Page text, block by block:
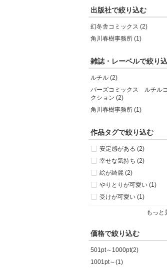
出版社で絞り込む
幻冬舎コミックス (2)
角川春樹事務所 (1)
雑誌・レーベルで絞り
ルチル (2)
バーズコミックス ルチル
クション (2)
角川春樹事務所 (1)
作品タグで絞り込む
安定感がある (2)
幸せな気持ち (2)
絵が綺麗 (2)
やりとりが可愛い (1)
受けが可愛い (1)
もっと
価格で絞り込む
501pt～1000pt(2)
1001pt～(1)